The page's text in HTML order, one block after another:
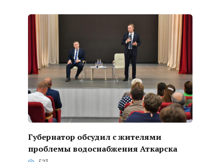
Губернатор обсудил с жителями
проблемы водоснабжения Аткарска